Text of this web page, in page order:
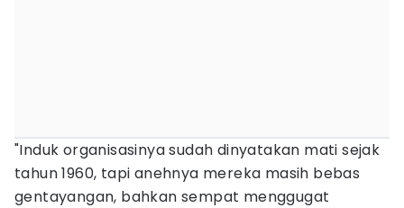
"Induk organisasinya sudah dinyatakan mati sejak
tahun 1960, tapi anehnya mereka masih bebas
gentayangan, bahkan sempat menggugat